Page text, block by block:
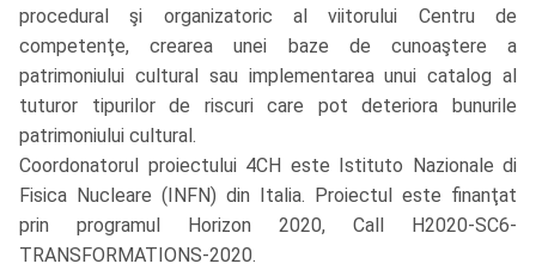
procedural şi organizatoric al viitorului Centru de
competenţe, crearea unei baze de cunoaştere a
patrimoniului cultural sau implementarea unui catalog al
tuturor tipurilor de riscuri care pot deteriora bunurile
patrimoniului cultural.
Coordonatorul proiectului 4CH este Istituto Nazionale di
Fisica Nucleare (INFN) din Italia. Proiectul este finanţat
prin programul Horizon 2020, Call H2020-SC6-
TRANSFORMATIONS-2020.